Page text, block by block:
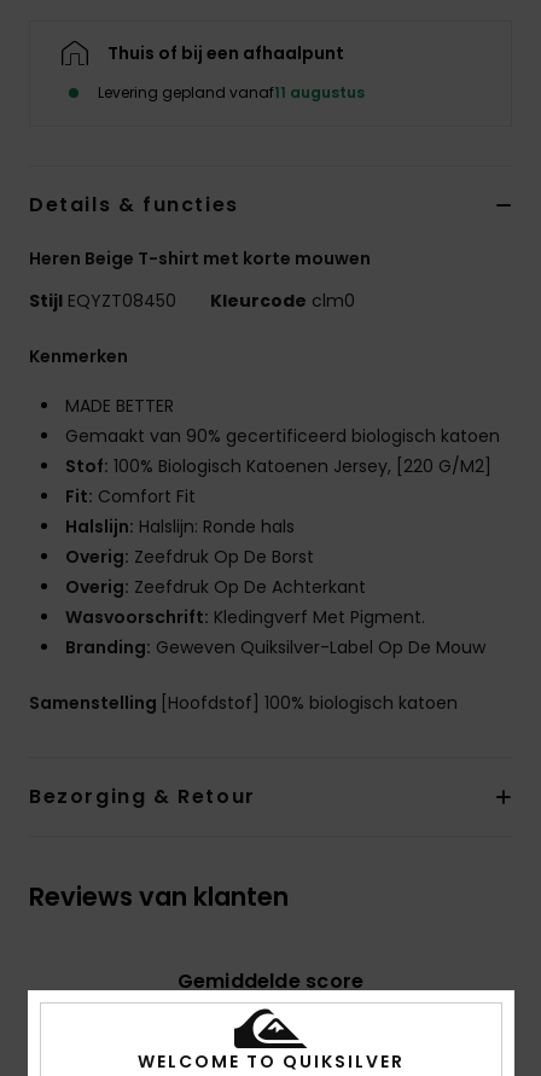
Thuis of bij een afhaalpunt
Levering gepland vanaf11 augustus
Details & functies
Heren Beige T-shirt met korte mouwen
Stijl EQYZT08450 Kleurcode clm0
Kenmerken
MADE BETTER
Gemaakt van 90% gecertificeerd biologisch katoen
Stof: 100% Biologisch Katoenen Jersey, [220 G/M2]
Fit: Comfort Fit
Halslijn: Halslijn: Ronde hals
Overig: Zeefdruk Op De Borst
Overig: Zeefdruk Op De Achterkant
Wasvoorschrift: Kledingverf Met Pigment.
Branding: Geweven Quiksilver-Label Op De Mouw
Samenstelling [Hoofdstof] 100% biologisch katoen
Bezorging & Retour
Reviews van klanten
Gemiddelde score
5.0/5
WELCOME TO QUIKSILVER